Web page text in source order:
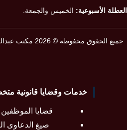
العطلة الأسبوعية: الخميس والجمعة.
جميع الحقوق محفوظة © 2026 مكتب عبدالعزيز حسين عمار للمحاماة
خدمات وقضايا قانونية
قضايا
صيغ الدعاوى